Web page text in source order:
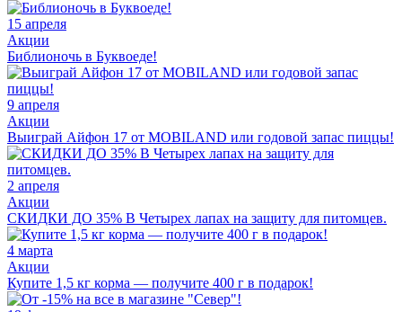
15 апреля
Акции
Библионочь в Буквоеде!
9 апреля
Акции
Выиграй Айфон 17 от MOBILAND или годовой запас пиццы!
2 апреля
Акции
СКИДКИ ДО 35% В Четырех лапах на защиту для питомцев.
4 марта
Акции
Купите 1,5 кг корма — получите 400 г в подарок!